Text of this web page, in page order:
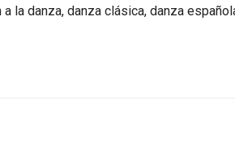
la danza, danza clásica, danza